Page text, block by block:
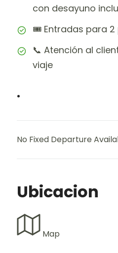
con desayuno
🎟️ Entradas para
📞 Atención al
viaje
.
No Fixed Departure
Ubicacion
Map